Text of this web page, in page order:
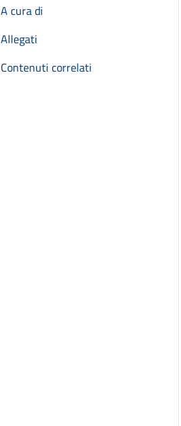
A cura di
Allegati
Contenuti correlati